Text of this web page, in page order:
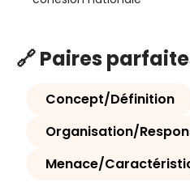
🔗 Paires
Concept/Définition
Organisation/
Menace/